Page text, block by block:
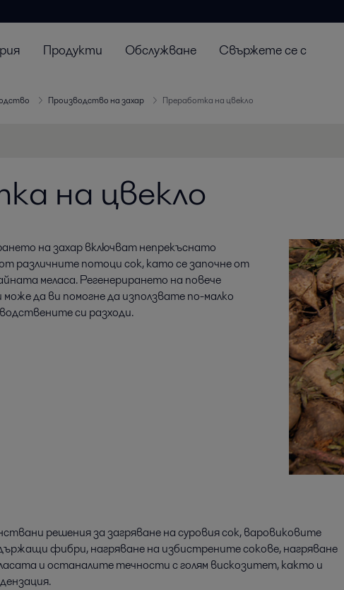
Продукти Обслужване Свържете се с
Производство на захар Преработка на цвекло
на цвекло
на захар включват непрекъснато
различните потоци сок, като се започне от
меласа. Регенерирането на повече
да ви помогне да използвате по-малко
си разходи.
решения за загряване на суровия сок, варовиковите
фибри, нагряване на избистрените сокове, нагряване
и останалите течности с голям вискозитет, както и